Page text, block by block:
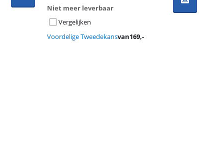
Niet meer leverbaar
Vergelijken
Voordelige Tweedekansvan169,-